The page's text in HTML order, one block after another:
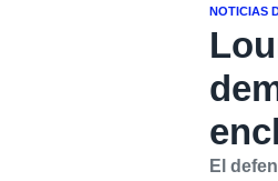
NOTICIAS
El